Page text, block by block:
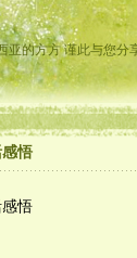
亚的方方 谨此与您分
悟
悟